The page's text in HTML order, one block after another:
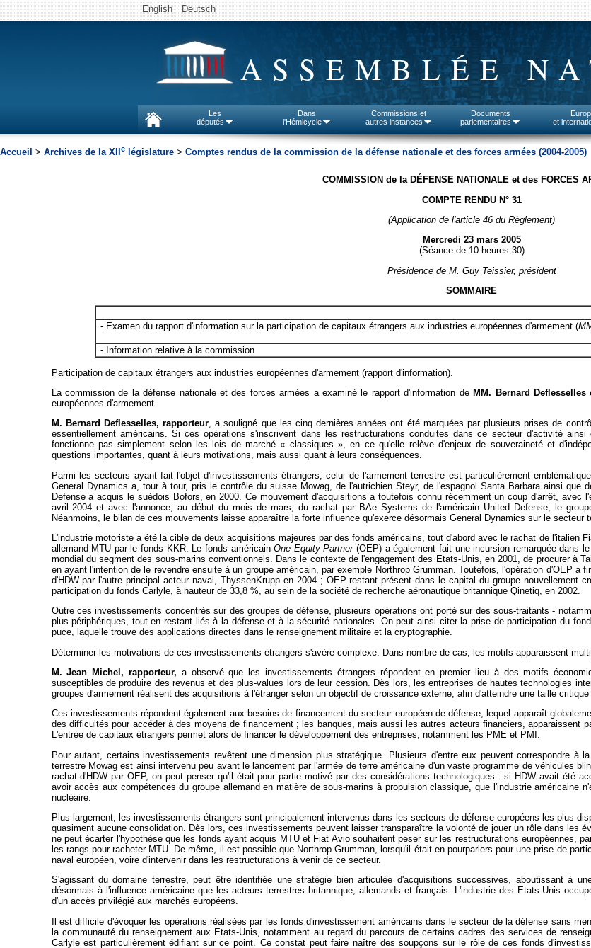
English Deutsch
ASSEMBLÉE
Les
députés
Dans
l'Hémicycle
Commissions et
autres instances
Documents
parlementaires
et
Accueil > Archives de la XII e législature > Comptes rendus de la commission de la défense nationale et des forces armées (2004-2005)
COMMISSION de la DÉFENSE NATIONALE et des FORCES
COMPTE RENDU N° 31
(Application de l'article 46 du Règlement)
Mercredi 23 mars 2005
(Séance de 10 heures 30)
Présidence de M. Guy Teissier, président
SOMMAIRE
- Examen du rapport d'information sur la participation de capitaux étrangers aux industries européennes d'armement (
- Information relative à la commission
Participation de capitaux étrangers aux industries européennes d'armement (rapport d'information).
La commission de la défense nationale et des forces armées a examiné le rapport d'information de MM. Bernard Deflesselles
européennes d'armement.
M. Bernard Deflesselles, rapporteur, a souligné que les cinq dernières années ont été marquées par plusieurs prises de
essentiellement américains. Si ces opérations s'inscrivent dans les restructurations conduites dans ce secteur d'activité
fonctionne pas simplement selon les lois de marché « classiques », en ce qu'elle relève d'enjeux de souveraineté et
questions importantes, quant à leurs motivations, mais aussi quant à leurs conséquences.
Parmi les secteurs ayant fait l'objet d'investissements étrangers, celui de l'armement terrestre est particulièrement
General Dynamics a, tour à tour, pris le contrôle du suisse Mowag, de l'autrichien Steyr, de l'espagnol Santa Barbara ainsi que
Defense a acquis le suédois Bofors, en 2000. Ce mouvement d'acquisitions a toutefois connu récemment un coup d'arrêt, avec
avril 2004 et avec l'annonce, au début du mois de mars, du rachat par BAe Systems de l'américain United Defense, le
Néanmoins, le bilan de ces mouvements laisse apparaître la forte influence qu'exerce désormais General Dynamics sur le secteur
L'industrie motoriste a été la cible de deux acquisitions majeures par des fonds américains, tout d'abord avec le rachat de l'italien
allemand MTU par le fonds KKR. Le fonds américainOne Equity Partner(OEP) a également fait une incursion remarquée dans
mondial du segment des sous-marins conventionnels. Dans le contexte de l'engagement des Etats-Unis, en 2001, de procurer à
en ayant l'intention de le revendre ensuite à un groupe américain, par exemple Northrop Grumman. Toutefois, l'opération d'OEP a
d'HDW par l'autre principal acteur naval, ThyssenKrupp en 2004 ; OEP restant présent dans le capital du groupe nouvellement
participation du fonds Carlyle, à hauteur de 33,8 %, au sein de la société de recherche aéronautique britannique Qinetiq, en 2002.
Outre ces investissements concentrés sur des groupes de défense, plusieurs opérations ont porté sur des sous-traitants -
plus périphériques, tout en restant liés à la défense et à la sécurité nationales. On peut ainsi citer la prise de participation du
puce, laquelle trouve des applications directes dans le renseignement militaire et la cryptographie.
Déterminer les motivations de ces investissements étrangers s'avère complexe. Dans nombre de cas, les motifs apparaissent
M. Jean Michel, rapporteur, a observé que les investissements étrangers répondent en premier lieu à des motifs
susceptibles de produire des revenus et des plus-values lors de leur cession. Dès lors, les entreprises de hautes technologies
groupes d'armement réalisent des acquisitions à l'étranger selon un objectif de croissance externe, afin d'atteindre une taille
Ces investissements répondent également aux besoins de financement du secteur européen de défense, lequel apparaît
des difficultés pour accéder à des moyens de financement ; les banques, mais aussi les autres acteurs financiers, apparaissent
L'entrée de capitaux étrangers permet alors de financer le développement des entreprises, notamment les PME et PMI.
Pour autant, certains investissements revêtent une dimension plus stratégique. Plusieurs d'entre eux peuvent correspondre à
terrestre Mowag est ainsi intervenu peu avant le lancement par l'armée de terre américaine d'un vaste programme de véhicules
rachat d'HDW par OEP, on peut penser qu'il était pour partie motivé par des considérations technologiques : si HDW avait été
avoir accès aux compétences du groupe allemand en matière de sous-marins à propulsion classique, que l'industrie américaine
nucléaire.
Plus largement, les investissements étrangers sont principalement intervenus dans les secteurs de défense européens les plus
quasiment aucune consolidation. Dès lors, ces investissements peuvent laisser transparaître la volonté de jouer un rôle dans les
ne peut écarter l'hypothèse que les fonds ayant acquis MTU et Fiat Avio souhaitent peser sur les restructurations européennes,
les rangs pour racheter MTU. De même, il est possible que Northrop Grumman, lorsqu'il était en pourparlers pour une prise de
naval européen, voire d'intervenir dans les restructurations à venir de ce secteur.
S'agissant du domaine terrestre, peut être identifiée une stratégie bien articulée d'acquisitions successives, aboutissant à
désormais à l'influence américaine que les acteurs terrestres britannique, allemands et français. L'industrie des Etats-Unis
d'un accès privilégié aux marchés européens.
Il est difficile d'évoquer les opérations réalisées par les fonds d'investissement américains dans le secteur de la défense sans
la communauté du renseignement aux Etats-Unis, notamment au regard du parcours de certains cadres des services de
Carlyle est particulièrement édifiant sur ce point. Ce constat peut faire naître des soupçons sur le rôle de ces fonds